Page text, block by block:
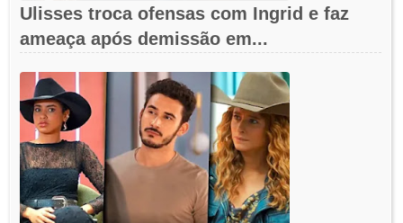
Ulisses troca ofensas com Ingrid e faz
ameaça após demissão em...